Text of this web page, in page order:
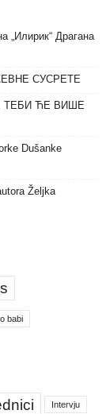
„Илирик“ Драгана
СУСРЕТЕ
ТЕБИ ЋЕ ВИШЕ
Dušanke
Željka
babi
Intervju